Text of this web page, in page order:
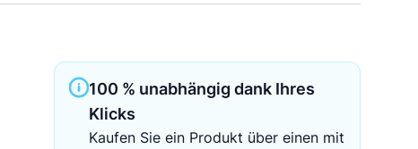
EZB-Leitzins
100 % unabhängig dank Ihres
Klicks
Kaufen Sie ein Produkt über einen mit